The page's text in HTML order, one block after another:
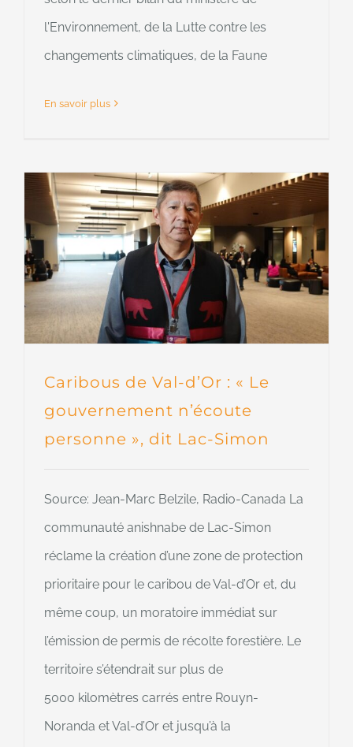
l'Environnement, de la Lutte contre les
changements climatiques, de la Faune
En savoir plus
Caribous de Val-d’Or : « Le
gouvernement n’écoute
personne », dit Lac-Simon
Source: Jean-Marc Belzile, Radio-Canada La
communauté anishnabe de Lac-Simon
réclame la création d’une zone de protection
prioritaire pour le caribou de Val-d’Or et, du
même coup, un moratoire immédiat sur
l’émission de permis de récolte forestière. Le
territoire s’étendrait sur plus de
5000 kilomètres carrés entre Rouyn-
Noranda et Val-d’Or et jusqu’à la